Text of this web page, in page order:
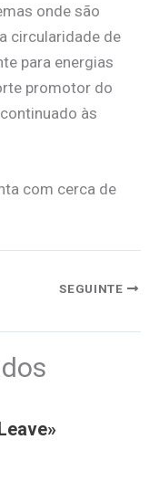
onde são
circularidade de
para energias
promotor do
às
com cerca de
SEGUINTE